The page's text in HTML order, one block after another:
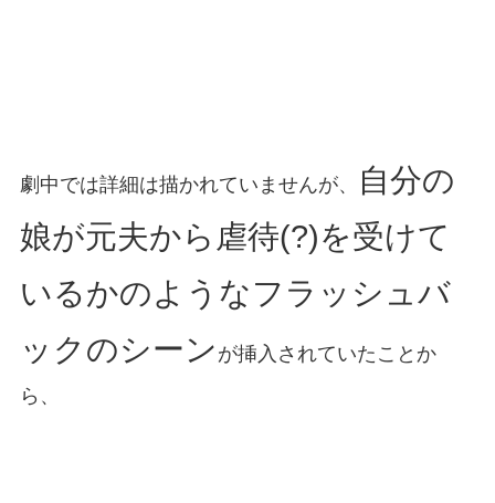
劇中では詳細は描かれていませんが、
自分の
娘が元夫から虐待(?)を受けて
いるかのようなフラッシュバ
ックのシーン が挿入されていたことか
ら、